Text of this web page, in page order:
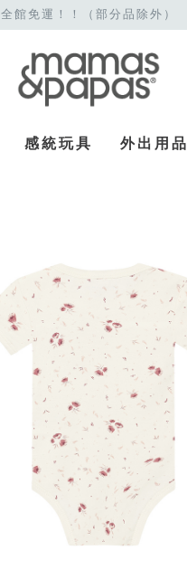
全館免運！！（部分品除外）
感統玩具 外出用品